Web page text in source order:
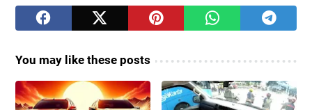
You may like these posts